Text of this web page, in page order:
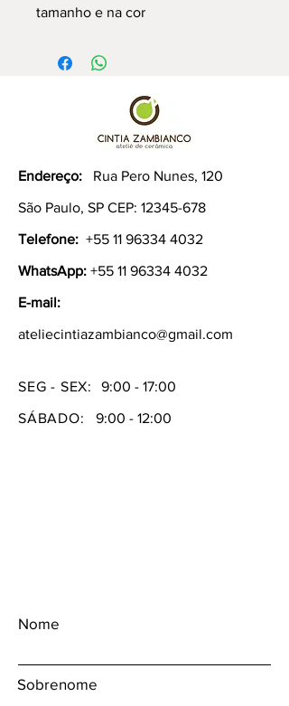
tamanho e na cor
Endereço: Rua Pero Nunes, 120
São Paulo, SP CEP: 12345-678
Telefone: +55 11 96334 4032
WhatsApp: +55 11 96334 4032
E-mail:
ateliecintiazambianco@gmail.com
SEG - SEX: 9:00 - 17:00
SÁBADO: 9:00 - 12:00
Nome
Sobrenome